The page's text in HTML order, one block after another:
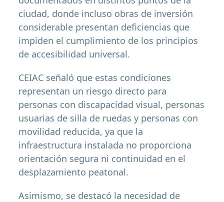
ciudad, donde incluso obras de inversión
considerable presentan deficiencias que
impiden el cumplimiento de los principios
de accesibilidad universal.
CEIAC señaló que estas condiciones
representan un riesgo directo para
personas con discapacidad visual, personas
usuarias de silla de ruedas y personas con
movilidad reducida, ya que la
infraestructura instalada no proporciona
orientación segura ni continuidad en el
desplazamiento peatonal.
Asimismo, se destacó la necesidad de